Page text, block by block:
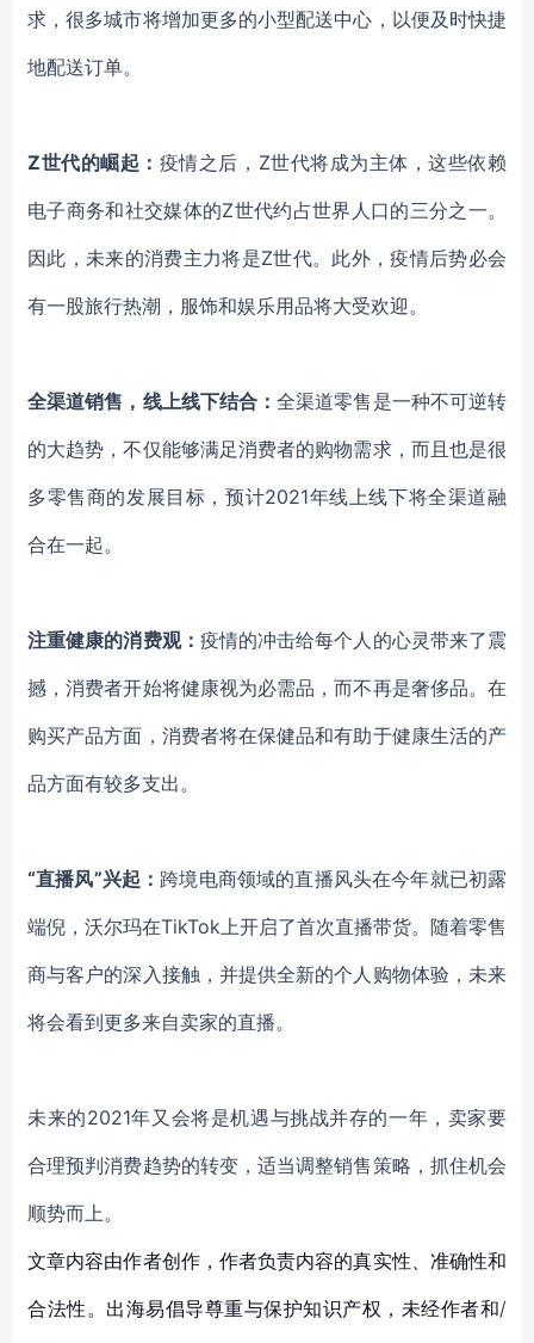
求，很多城市将增加更多的小型配送中心，以便及时快捷
地配送订单。
Z世代的崛起： 疫情之后， Z世代将成为主体，这些依赖
电子商务和社交媒体的Z世代约占世界人口的三分之一。
因此，未来的消费主力将是Z世代。此外，疫情后势必会
有一股旅行热潮，服饰和娱乐用品将大受欢迎。
全渠道销售，线上线下结合：全渠道零售是一种不可逆转
的大趋势，不仅能够满足消费者的购物需求，而且也是很
多零售商的发展目标，预计2021年线上线下将全渠道融
合在一起。
注重健康的消费观： 疫情的冲击给每个人的心灵带来了震
撼，消费者开始将健康视为必需品，而不再是奢侈品。在
购买产品方面，消费者将在保健品和有助于健康生活的产
品方面有较多支出。
“直播风”兴起： 跨境电商领域的直播风头在今年就已初露
端倪，沃尔玛在TikTok上开启了首次直播带货。随着零售
商与客户的深入接触，并提供全新的个人购物体验，未来
将会看到更多来自卖家的直播。
未来的2021年又会将是机遇与挑战并存的一年，卖家要
合理预判消费趋势的转变，适当调整销售策略，抓住机会
顺势而上。
文章内容由作者创作，作者负责内容的真实性、准确性和
合法性。出海易倡导尊重与保护知识产权，未经作者和/